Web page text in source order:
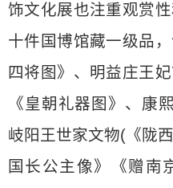
饰文化展也注重观赏
十件国博馆藏一级品
四将图》、明益庄王
《皇朝礼器图》、康
岐阳王世家文物(《陇
国长公主像》《赠南